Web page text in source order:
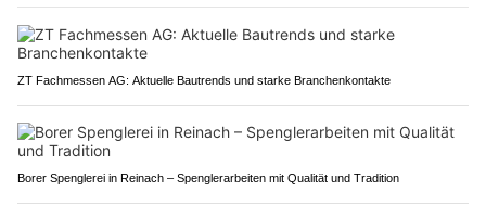
ZT Fachmessen AG: Aktuelle Bautrends und starke Branchenkontakte
Borer Spenglerei in Reinach – Spenglerarbeiten mit Qualität und Tradition